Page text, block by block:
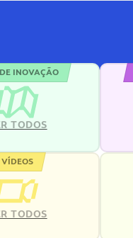
INOVAÇÃO
TODOS
VÍDEOS
TODOS